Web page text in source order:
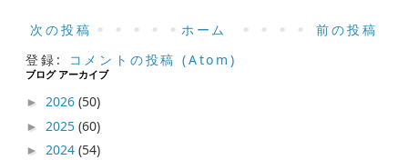
次の投稿 前の投稿
ホーム
登録:
コメントの投稿 (Atom)
ブログ アーカイブ
►2026(50)
► 2025(60)
►2024(54)